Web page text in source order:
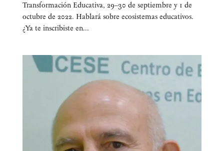
Trans­for­ma­ción Edu­ca­ti­va, 29–30 de sep­tiem­bre y 1 de
octu­bre de 2022. Habla­rá sobre eco­sis­te­mas educativos.
¿Ya te ins­cri­bis­te en...